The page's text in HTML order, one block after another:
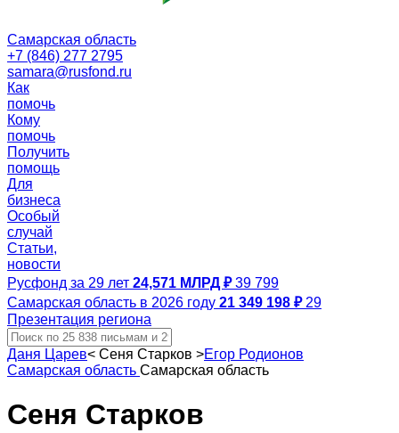
Самарская область
+7 (846) 277 2795
samara@rusfond.ru
Как
помочь
Кому
помочь
Получить
помощь
Для
бизнеса
Особый
случай
Статьи,
новости
Русфонд за 29 лет 24,571 МЛРД ₽ 39 799
Самарская область в 2026 году 21 349 198 ₽ 29
Презентация региона
Даня Царев< Сеня Старков >Егор Родионов
Самарская область Самарская область
Сеня Старков